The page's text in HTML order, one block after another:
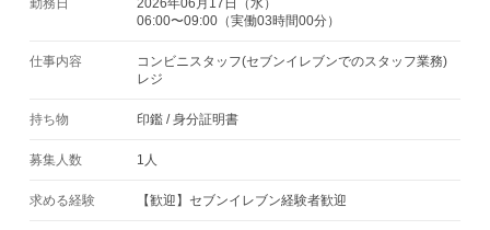
06:00〜09:00（実働03時間00分）
仕事内容
コンビニスタッフ(セブンイレブンでのスタッフ業務)
レジ
持ち物 印鑑 /身分証明書
募集人数 1人
求める経験 【歓迎】セブンイレブン経験者歓迎